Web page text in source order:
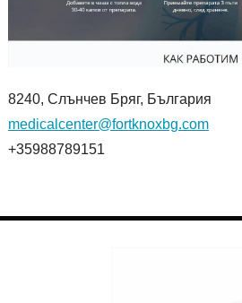
8240, Слънчев Бряг, България
medicalcenter@fortknoxbg.com
+35988789151